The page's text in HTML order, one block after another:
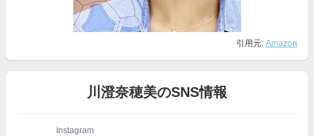
引用元: Amazon
川澄奈穂美のSNS情報
Instagram